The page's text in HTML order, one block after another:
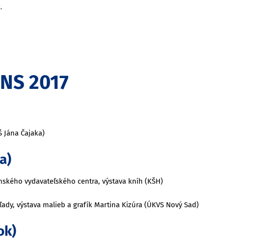
2017
Jána Čajaka)
vydavateľského centra, výstava kníh (KŠH)
výstava malieb a grafík Martina Kizúra (ÚKVS Nový Sad)